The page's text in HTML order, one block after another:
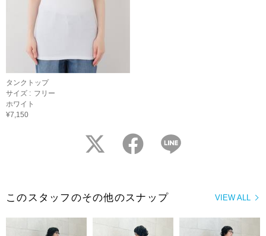
タンクトップ
サイズ : フリー
ホワイト
¥7,150
twitter facebook
VIEW ALL
このスタッフのその他のスナップ